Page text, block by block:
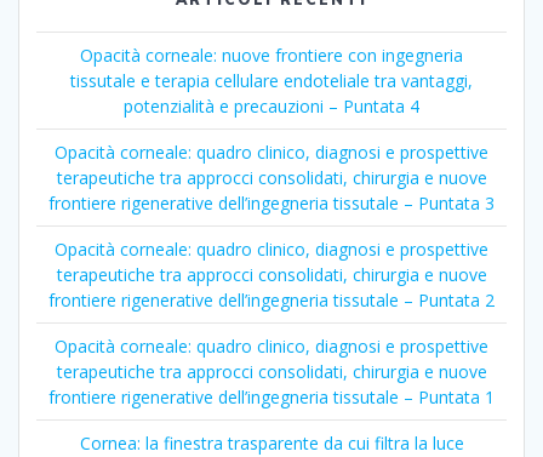
Opacità corneale: nuove frontiere con ingegneria
tissutale e terapia cellulare endoteliale tra vantaggi,
potenzialità e precauzioni – Puntata 4
Opacità corneale: quadro clinico, diagnosi e prospettive
terapeutiche tra approcci consolidati, chirurgia e nuove
frontiere rigenerative dell’ingegneria tissutale – Puntata 3
Opacità corneale: quadro clinico, diagnosi e prospettive
terapeutiche tra approcci consolidati, chirurgia e nuove
frontiere rigenerative dell’ingegneria tissutale – Puntata 2
Opacità corneale: quadro clinico, diagnosi e prospettive
terapeutiche tra approcci consolidati, chirurgia e nuove
frontiere rigenerative dell’ingegneria tissutale – Puntata 1
Cornea: la finestra trasparente da cui filtra la luce